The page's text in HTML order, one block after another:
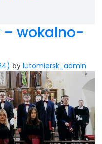
– wokalno-
by lutomiersk_admin